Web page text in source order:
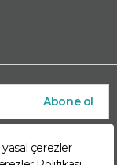
çerezler
Abone ol